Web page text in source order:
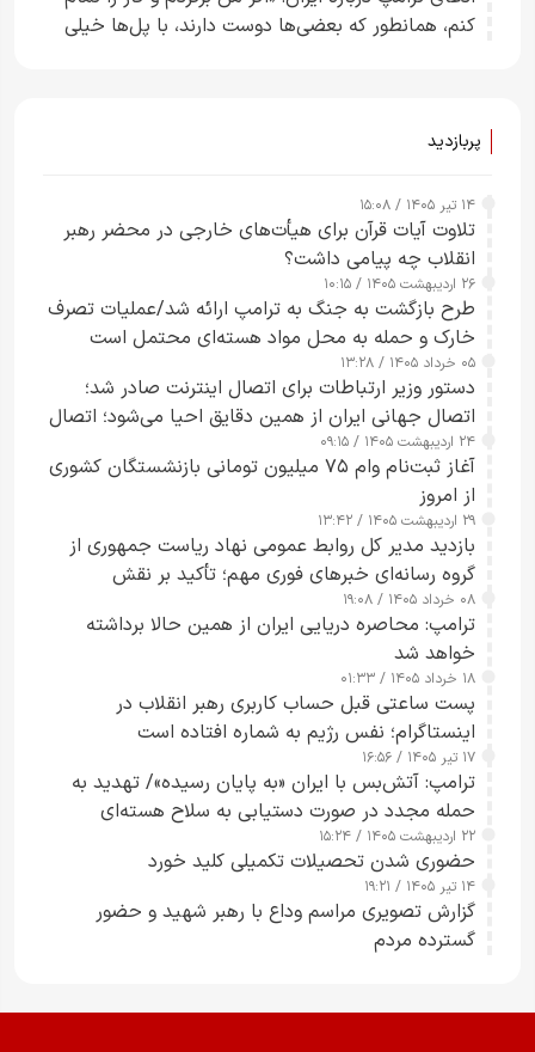
کنم، همانطور که بعضی‌ها دوست دارند، با پل‌ها خیلی
پربازدید
۱۴ تیر ۱۴۰۵ / ۱۵:۰۸
تلاوت آیات قرآن برای هیأت‌های خارجی در محضر رهبر
انقلاب چه پیامی داشت؟
۲۶ اردیبهشت ۱۴۰۵ / ۱۰:۱۵
طرح‌ بازگشت به جنگ به ترامپ ارائه شد/عملیات تصرف
خارک و حمله به محل مواد هسته‌ای محتمل است
۰۵ خرداد ۱۴۰۵ / ۱۳:۲۸
دستور وزیر ارتباطات برای اتصال اینترنت صادر شد؛
اتصال جهانی ایران از همین دقایق احیا می‌شود؛ اتصال
کامل مردم تا ۲۴ ساعت آینده
۲۴ اردیبهشت ۱۴۰۵ / ۰۹:۱۵
آغاز ثبت‌نام وام ۷۵ میلیون تومانی بازنشستگان کشوری
از امروز
۲۹ اردیبهشت ۱۴۰۵ / ۱۳:۴۲
بازدید مدیر کل روابط عمومی نهاد ریاست جمهوری از
گروه رسانه‌ای خبرهای فوری مهم؛ تأکید بر نقش
رسانه‌های هوشمند و مسئول در ارتقای آگاهی عمومی
۰۸ خرداد ۱۴۰۵ / ۱۹:۰۸
ترامپ: محاصره دریایی ایران از همین حالا برداشته
خواهد شد
۱۸ خرداد ۱۴۰۵ / ۰۱:۳۳
پست ساعتی قبل حساب کاربری رهبر انقلاب در
اینستاگرام؛ نفس رژیم به شماره افتاده است​
۱۷ تیر ۱۴۰۵ / ۱۶:۵۶
ترامپ: آتش‌بس با ایران «به پایان رسیده»/ تهدید به
حمله مجدد در صورت دستیابی به سلاح هسته‌ای
۲۲ اردیبهشت ۱۴۰۵ / ۱۵:۲۴
حضوری شدن تحصیلات تکمیلی کلید خورد
۱۴ تیر ۱۴۰۵ / ۱۹:۲۱
گزارش تصویری مراسم وداع با رهبر شهید و حضور
گسترده مردم